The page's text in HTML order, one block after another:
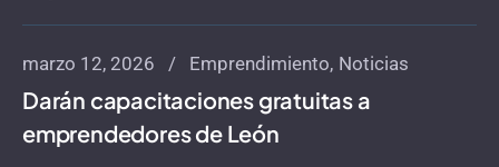
marzo 12, 2026 Emprendimiento Noticias
Darán capacitaciones gratuitas a
emprendedores de León